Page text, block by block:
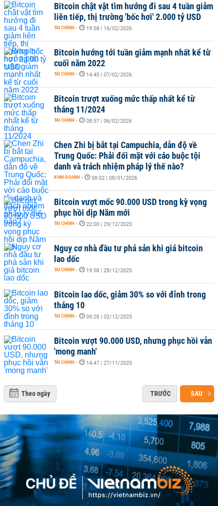
Bitcoin chật vật tìm hướng đi sau 4 tuần giảm
liên tiếp, thị trường 'bốc hơi' 2.000 tỷ USD
TÀI CHÍNH - 19:58 | 16/02/2026
Bitcoin hướng tới tuần giảm mạnh nhất kể từ
cuối năm 2022
TÀI CHÍNH - 14:45 | 07/02/2026
Bitcoin trượt xuống mức thấp nhất kể từ
tháng 11/2024
TÀI CHÍNH - 08:57 | 06/02/2026
Chen Zhi bị bắt tại Campuchia, dẫn độ về
Trung Quốc: Phải đối mặt với cáo buộc tội
danh và trách nhiệm pháp lý thế nào?
KINH DOANH - 08:02 | 08/01/2026
Bitcoin vượt mốc 90.000 USD trong kỳ vọng
phục hồi dịp Năm mới
TÀI CHÍNH - 22:00 | 29/12/2025
Nguy cơ nhà đầu tư phá sản khi giá bitcoin
lao dốc
TÀI CHÍNH - 19:58 | 28/12/2025
Bitcoin lao dốc, giảm 30% so với đỉnh trong
tháng 10
TÀI CHÍNH - 09:28 | 02/12/2025
Bitcoin vượt 90.000 USD, nhưng phục hồi vẫn
'mong manh'
TÀI CHÍNH - 14:47 | 27/11/2025
Theo ngày TRƯỚC SAU